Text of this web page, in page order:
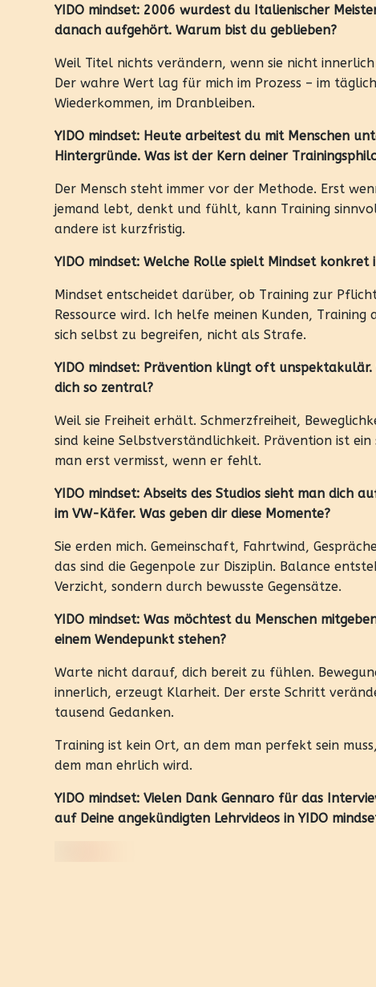
YIDO mindset: 2006 wurdest du Italienischer
danach aufgehört. Warum bist du geblieben?
Weil Titel nichts verändern, wenn sie nicht
Der wahre Wert lag für mich im Prozess – im
Wiederkommen, im Dranbleiben.
YIDO mindset: Heute arbeitest du mit Menschen
Hintergründe. Was ist der Kern deiner
Der Mensch steht immer vor der Methode. Erst
jemand lebt, denkt und fühlt, kann Training
andere ist kurzfristig.
YIDO mindset: Welche Rolle spielt Mindset konkret
Mindset entscheidet darüber, ob Training zur
Ressource wird. Ich helfe meinen Kunden, Training
sich selbst zu begreifen, nicht als Strafe.
YIDO mindset: Prävention klingt oft unspektakulär.
dich so zentral?
Weil sie Freiheit erhält. Schmerzfreiheit,
sind keine Selbstverständlichkeit. Prävention ist
man erst vermisst, wenn er fehlt.
YIDO mindset: Abseits des Studios sieht man dich
im VW-Käfer. Was geben dir diese Momente?
Sie erden mich. Gemeinschaft, Fahrtwind,
das sind die Gegenpole zur Disziplin. Balance
Verzicht, sondern durch bewusste Gegensätze.
YIDO mindset: Was möchtest du Menschen
einem Wendepunkt stehen?
Warte nicht darauf, dich bereit zu fühlen.
innerlich, erzeugt Klarheit. Der erste Schritt
tausend Gedanken.
Training ist kein Ort, an dem man perfekt sein
dem man ehrlich wird.
YIDO mindset: Vielen Dank Gennaro für das
auf Deine angekündigten Lehrvideos in YIDO